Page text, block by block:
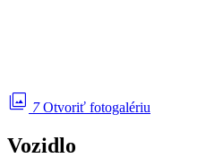
photo_library 7 Otvoriť fotogalériu
Vozidlo